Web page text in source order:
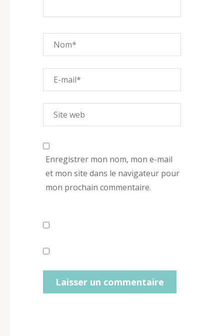
Enregistrer mon nom, mon e-mail
et mon site dans le navigateur pour
mon prochain commentaire.